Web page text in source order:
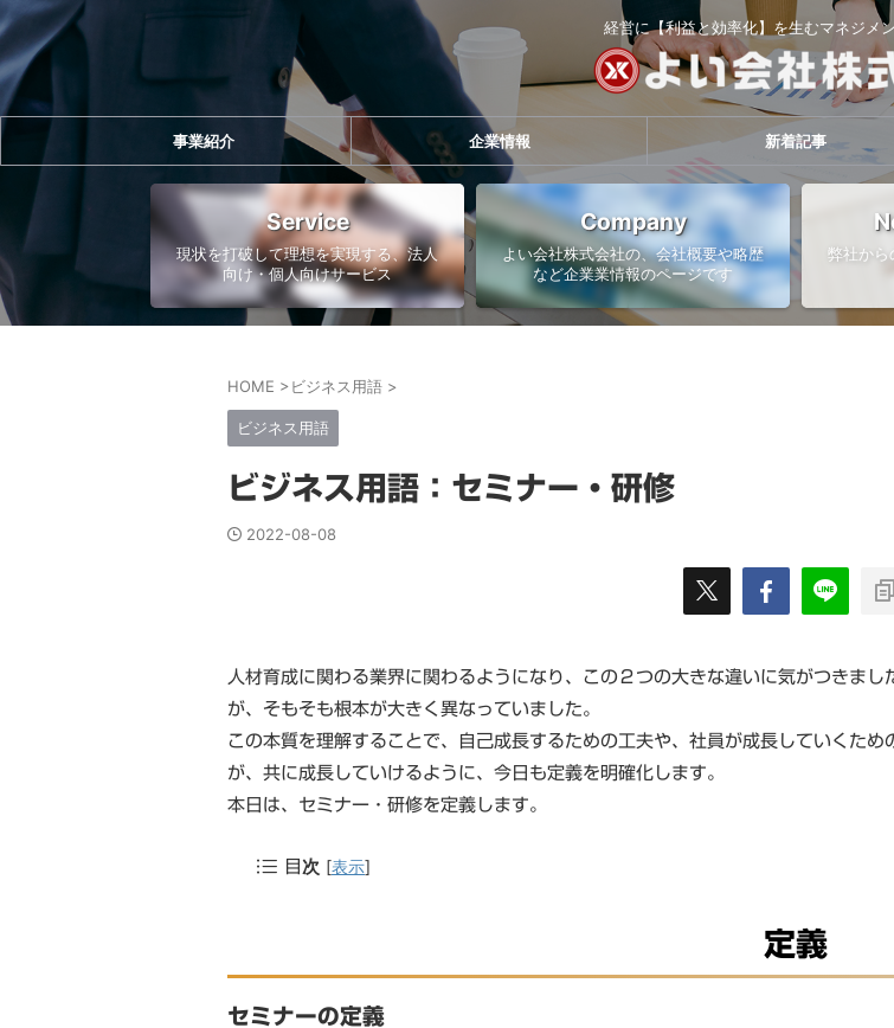
経営に【利益と効率化】を生むマネジメ
事業紹介 企業情報 新着記事
Service
現状を打破して理想を実現する、法人
向け・個人向けサービス
Company
よい会社株式会社の、会社概要や略歴
など企業業情報のページです
弊社か
HOME >ビジネス用語 >
ビジネス用語
ビジネス用語：セミナー・研修
2022-08-08
人材育成に関わる業界に関わるようになり、この２つの大きな違いに気がつきま
が、そもそも根本が大きく異なっていました。
この本質を理解することで、自己成長するための工夫や、社員が成長していくた
が、共に成長していけるように、今日も定義を明確化します。
本日は、セミナー・研修を定義します。
目次 [表示]
定義
セミナーの定義